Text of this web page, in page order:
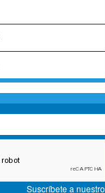
Suscríbete a nuestro